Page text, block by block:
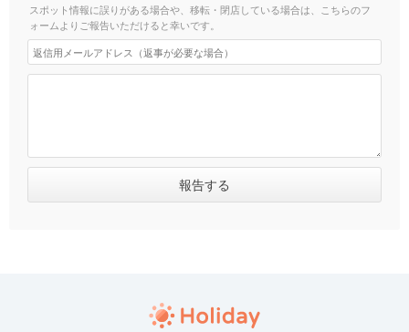
スポット情報に誤りがある場合や、移転・閉店している場合は、こちらのフ
ォームよりご報告いただけると幸いです。